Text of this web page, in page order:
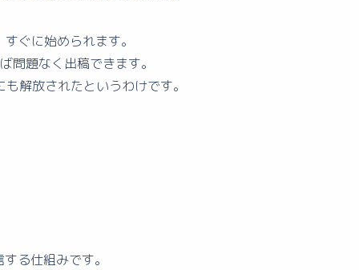
ぐに始められます。
問題なく出稿できます。
解放されたというわけです。
る仕組みです。